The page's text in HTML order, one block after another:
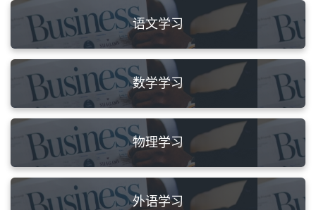
语文学习
数学学习
物理学习
外语学习